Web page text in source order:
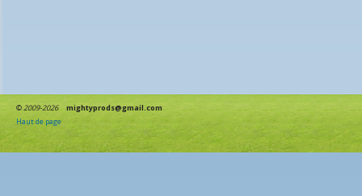
©2009-2026
mightyprods@gmail.com
Haut de page